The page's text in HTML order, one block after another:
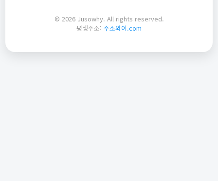
© 2026 Jusowhy. All rights reserved.
평생주소: 주소와이.com